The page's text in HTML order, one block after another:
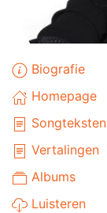
Biografie
Homepage
Songteksten
Vertalingen
Albums
Luisteren